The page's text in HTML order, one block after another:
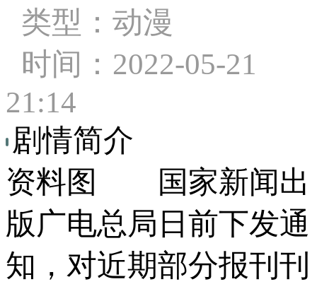
类型：动漫
时间：2022-05-21
21:14
剧情简介
资料图 国家新闻出
版广电总局日前下发通
知，对近期部分报刊刊